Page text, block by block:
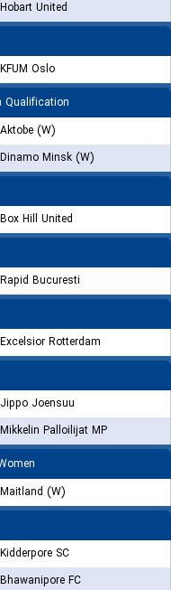
Hobart United
KFUM Oslo
Qualification
Aktobe (W)
Dinamo Minsk (W)
Box Hill United
Rapid Bucuresti
Excelsior Rotterdam
Jippo Joensuu
Mikkelin Palloilijat MP
Maitland (W)
Kidderpore SC
Bhawanipore FC